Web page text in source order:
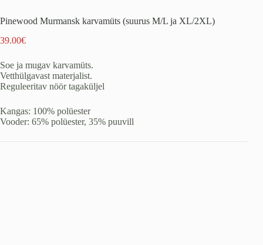
Pinewood Murmansk karvamüts (suurus M/L ja XL/2XL)
39.00€
Soe ja mugav karvamüts.
Vetthülgavast materjalist.
Reguleeritav nöör tagaküljel
Kangas: 100% polüester
Vooder: 65% polüester, 35% puuvill